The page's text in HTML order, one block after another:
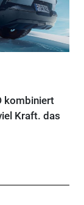
kombiniert
Kraft. das